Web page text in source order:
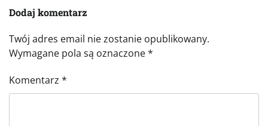
Dodaj komentarz
Twój adres email nie zostanie opublikowany.
Wymagane pola są oznaczone*
Komentarz *